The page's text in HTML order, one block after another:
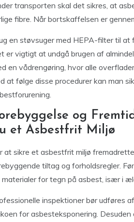
transporten skal det sikres, at
fibre. Når bortskaffelsen er
en støvsuger med HEPA-filter til
er vigtigt at undgå brugen af
en vådrengøring, hvor alle
at følge disse procedurer kan man
og
et Asbestfrit Miljø
at sikre et asbestfrit miljø
tiltag og forholdsregler.
materialer for tegn på asbest, især i
inspektioner bør udføres
for asbesteksponering.